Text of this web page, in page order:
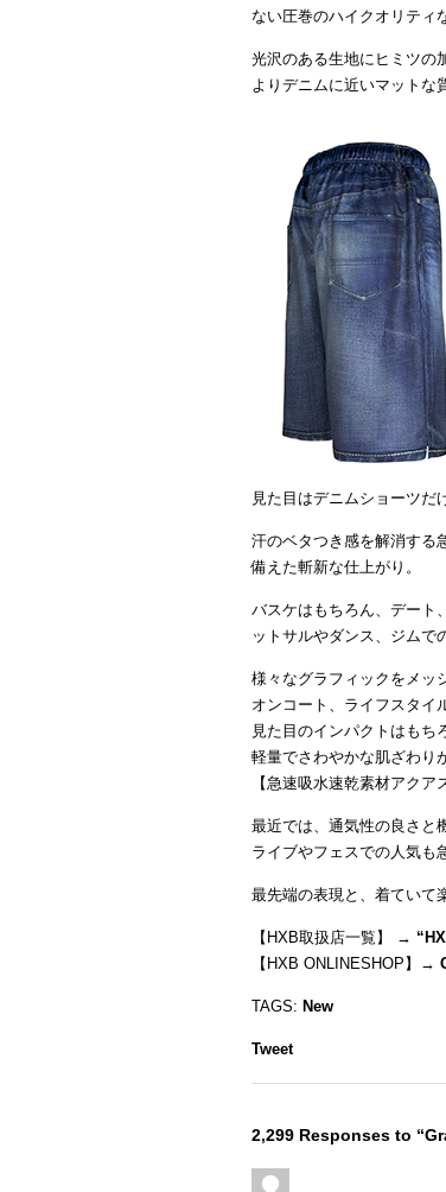
ない圧巻のハイクオリティ
光沢のある生地にヒミツの
よりデニムに近いマットな
見た目はデニムショーツだ
汗のベタつき感を解消する
備えた斬新な仕上がり。
バスケはもちろん、デート
ットサルやダンス、ジムで
様々なグラフィックをメッ
オンコート、ライフスタイ
見た目のインパクトはもち
軽量でさわやかな肌ざわり
【急速吸水速乾素材アク
最近では、通気性の良さと
ライブやフェスでの人気も
最先端の表現と、着ていて
【HXB取扱店一覧】 → “
【HXB ONLINESHOP】→
TAGS: New
Tweet
2,299 Responses to